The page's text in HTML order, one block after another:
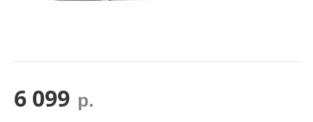
6 099 р.